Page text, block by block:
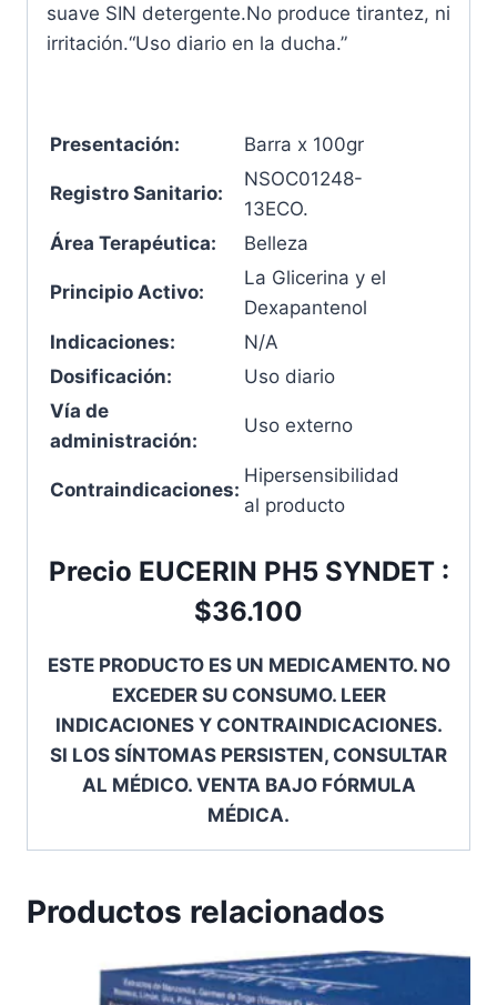
suave SIN detergente.No produce tirantez, ni
irritación.“Uso diario en la ducha.”
Presentación: Barra x 100gr
Registro Sanitario:
NSOC01248-
13ECO.
Área Terapéutica:
Belleza
Principio Activo:
La Glicerina y el
Dexapantenol
Indicaciones:
N/A
Dosificación:
Uso diario
Vía de
administración:
Uso externo
Contraindicaciones:
Hipersensibilidad
al producto
Precio EUCERIN PH5 SYNDET :
$36.100
ESTE PRODUCTO ES UN MEDICAMENTO. NO
EXCEDER SU CONSUMO. LEER
INDICACIONES Y CONTRAINDICACIONES.
SI LOS SÍNTOMAS PERSISTEN, CONSULTAR
AL MÉDICO. VENTA BAJO FÓRMULA
MÉDICA.
Productos relacionados